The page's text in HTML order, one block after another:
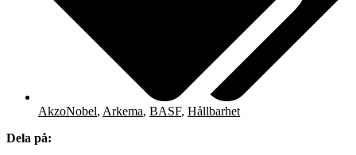
AkzoNobel, Arkema, BASF, Hållbarhet
Dela på: